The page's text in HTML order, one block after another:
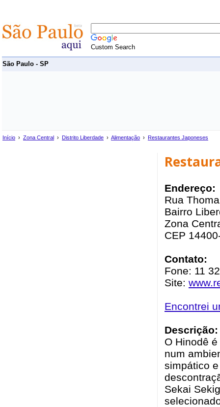
Custom Search
São Paulo - SP
Início › Zona Central › Distrito Liberdade › Alimentação › Restaurantes Japoneses
Endereço:
Rua
Bairro
Zona
CEP
Contato:
Fone: 11
Site:
Encontrei
Descrição:
O Hinodê
num
simpático
Sekai